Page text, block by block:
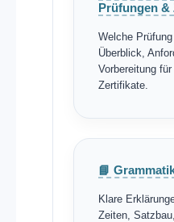
Prüfungen &
Welche
Überblick,
Vorbereitung
Zertifikate.
📘
Klare
Zeiten,